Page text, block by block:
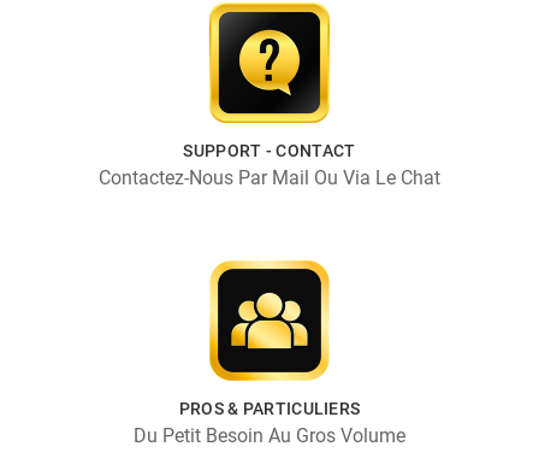
SUPPORT - CONTACT
Contactez-Nous Par Mail Ou Via Le Chat
PROS & PARTICULIERS
Du Petit Besoin Au Gros Volume